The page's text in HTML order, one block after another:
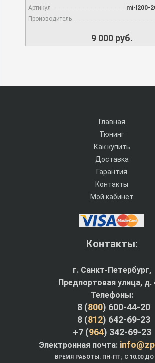
Артикул
mi-l200-
Производитель
9 000 руб.
Главная
Тюнинг
Как купить
Доставка
Гарантия
Контакты
Мой кабинет
Контакты:
г. Санкт-Петербург,
Предпортовая улица, д.
Телефоны:
8 (800) 600-44-20
8 (812) 642-69-23
+7 (964) 342-69-23
Электронная почта:
ВРЕМЯ РАБОТЫ: ПН-ПТ; С 10.00 ДО